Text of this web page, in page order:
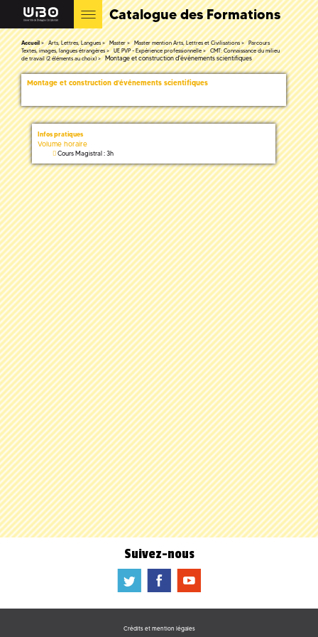
Catalogue des Formations
Accueil Arts, Lettres, Langues Master Master mention Arts, Lettres et Civilisations
Parcours
Textes, images, langues étrangères
UE PVP - Expérience professionnelle
CMT: Connaissance du milieu
de travail (2 éléments au choix)
Montage et construction d'événements scientifiques
Montage et construction d'événements scientifiques
Infos pratiques
Volume horaire
Cours Magistral : 3h
Suivez-nous
a b f
Crédits et mention légales